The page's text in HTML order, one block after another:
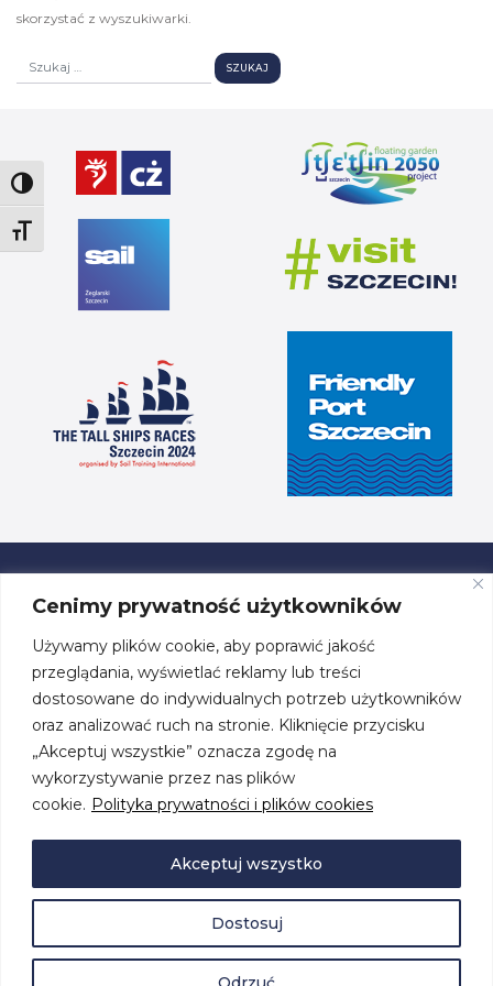
Cenimy prywatność użytkowników
Używamy plików cookie, aby poprawić jakość
przeglądania, wyświetlać reklamy lub treści
dostosowane do indywidualnych potrzeb użytkowników
oraz analizować ruch na stronie. Kliknięcie przycisku
„Akceptuj wszystkie” oznacza zgodę na
wykorzystywanie przez nas plików
cookie. Polityka prywatności i plików cookies
Dostosuj
Akceptuj wszystko
Toggle High Contrast
Toggle Font size
skorzystać z wyszukiwarki.
ul. Przestrzenna 19, 70-800 Szczecin
tel. +48 91 460 08 44